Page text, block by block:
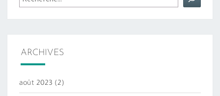
ARCHIVES
août 2023 (2)